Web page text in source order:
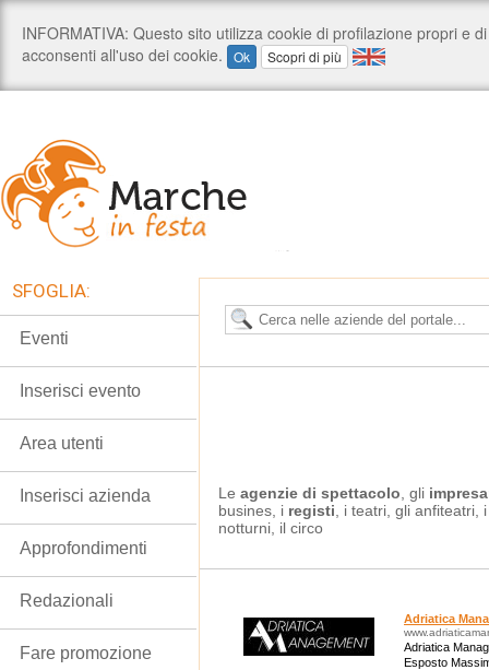
Le agenzie di spettacolo , gli
busines, i registi , i teatri, gli
notturni, il circo
Adriatica
Adriatica
Esposto
SFOGLIA:
Eventi
Inserisci evento
Area utenti
Inserisci azienda
Approfondimenti
Redazionali
Fare promozione